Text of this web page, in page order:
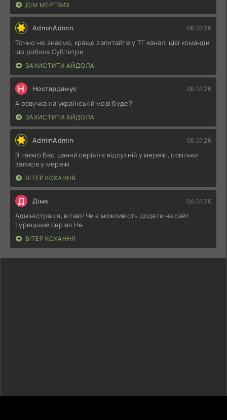
ДІМ МЕРТВИХ
AdminAdmin 06.07.26
Точно не знаємо, краще запитайте у ТГ каналі цієї команди
що робила Субтитри
ЗАХИСТИТИ АЙДОЛА
Н Ностардамус 06.07.26
А озвучка на українській мові буде?
ЗАХИСТИТИ АЙДОЛА
AdminAdmin 05.07.26
Вітаємо Вас, даний серіал є відсутній у мережі, оскільки
записів у мережі
ВІТЕР КОХАННЯ
Д Діма 04.07.26
Адміністрація, вітаю! Чи є можливість додати на сайт
турецький серіал Не
ВІТЕР КОХАННЯ